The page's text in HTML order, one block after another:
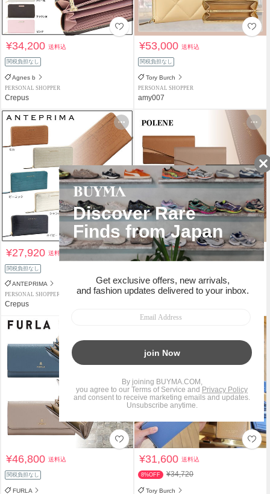
¥34,200送料込
関税負担なし
Agnes b
PERSONAL SHOPPER
Crepus
¥53,000送料込
関税負担なし
Tory Burch
PERSONAL SHOPPER
amy007
¥27,920送料込
関税負担なし
ANTEPRIMA
PERSONAL SHOPPER
Crepus
¥42,100 送料込
POLENE
PERSONAL SHOPPER
¥46,800送料込
関税負担なし
FURLA
¥31,600送料込
8%OFF ¥34,720
Tory Burch